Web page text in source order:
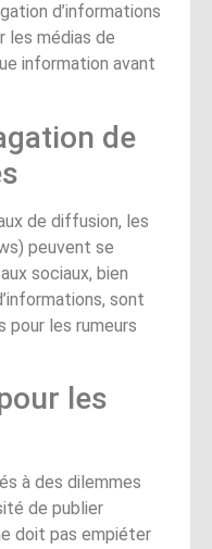
d’informations
les médias de
information avant
de
de diffusion, les
peuvent se
sociaux, bien
sont
les rumeurs
les
à des dilemmes
de publier
doit pas empiéter